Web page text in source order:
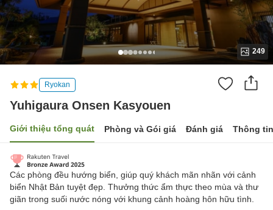
249
Ryokan
Yuhigaura Onsen Kasyouen
Giới thiệu tổng quát Phòng và Gói giá Đánh giá Thông
Các phòng đều hướng biển, giúp quý khách mãn nhãn với cảnh
biển Nhật Bản tuyệt đẹp. Thưởng thức ẩm thực theo mùa và thư
giãn trong suối nước nóng với khung cảnh hoàng hôn hữu tình.